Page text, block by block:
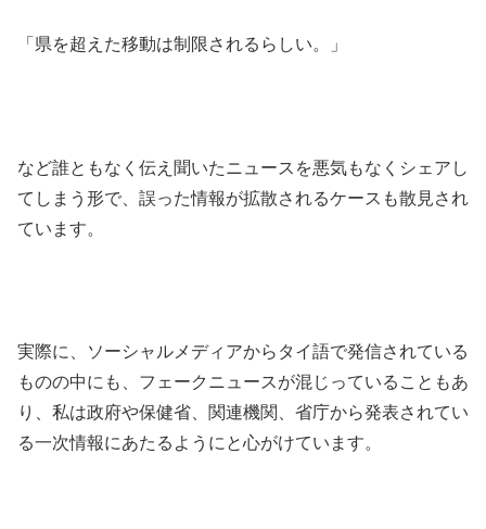
「県を超えた移動は制限されるらしい。」
など誰ともなく伝え聞いたニュースを悪気もなくシェアし
てしまう形で、誤った情報が拡散されるケースも散見され
ています。
実際に、ソーシャルメディアからタイ語で発信されている
ものの中にも、フェークニュースが混じっていることもあ
り、私は政府や保健省、関連機関、省庁から発表されてい
る一次情報にあたるようにと心がけています。